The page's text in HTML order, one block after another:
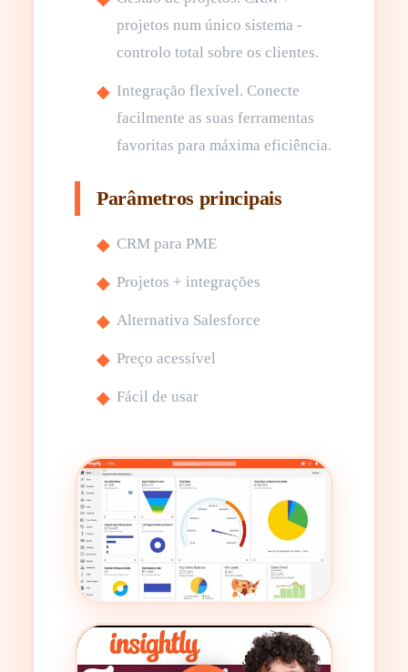
projetos num único sistema -
controlo total sobre os clientes.
Integração flexível. Conecte
facilmente as suas ferramentas
favoritas para máxima eficiência.
Parâmetros principais
CRM para PME
Projetos + integrações
Alternativa Salesforce
Preço acessível
Fácil de usar